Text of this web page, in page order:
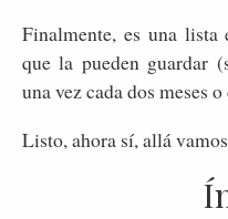
Finalmente, es una lista
que la pueden guardar
una vez cada dos meses
Listo, ahora sí, allá